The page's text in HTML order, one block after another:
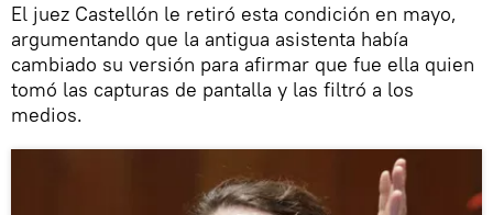
El juez Castellón le retiró esta condición en mayo,
argumentando que la antigua asistenta había
cambiado su versión para afirmar que fue ella quien
tomó las capturas de pantalla y las filtró a los
medios.